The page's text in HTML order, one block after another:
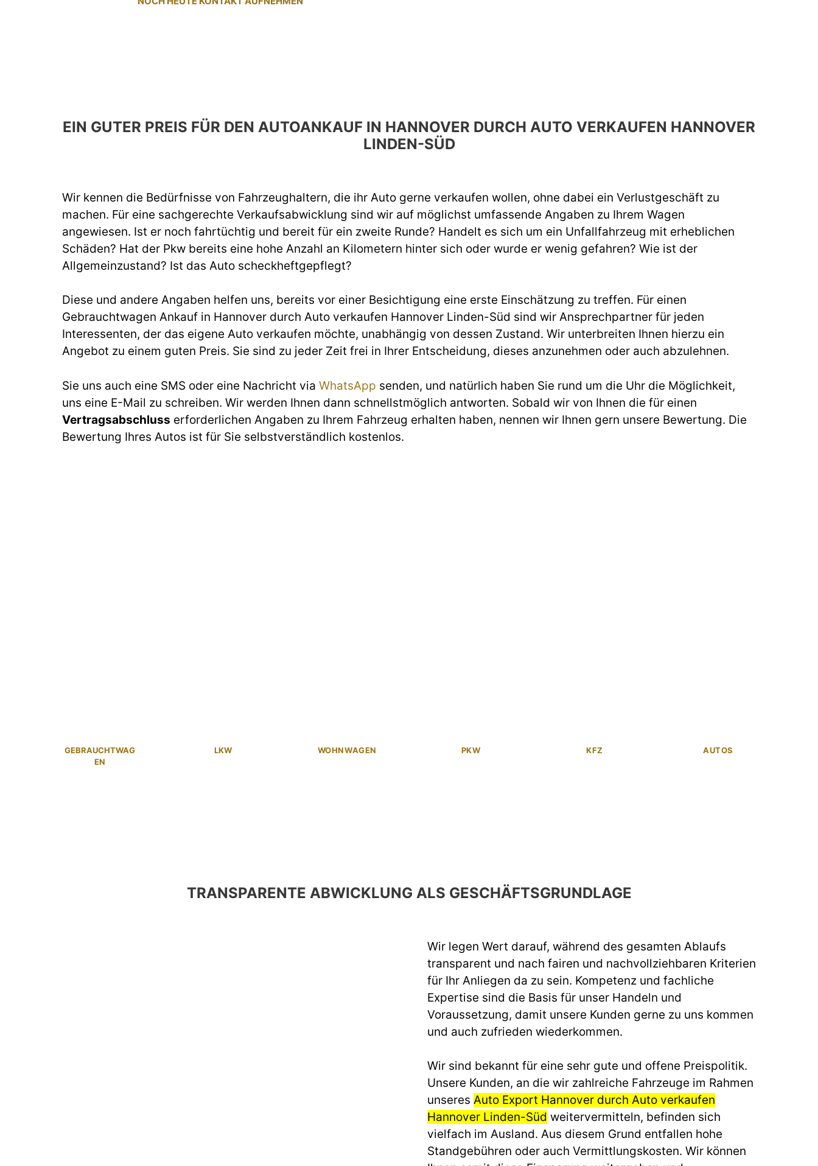
EIN GUTER PREIS FÜR DEN AUTOANKAUF IN HANNOVER DURCH AUTO VERKAUFEN HANNOVER
LINDEN-SÜD
Wir kennen die Bedürfnisse von Fahrzeughaltern, die ihr Auto gerne verkaufen wollen, ohne dabei ein Verlustgeschäft zu
machen. Für eine sachgerechte Verkaufsabwicklung sind wir auf möglichst umfassende Angaben zu Ihrem Wagen
angewiesen. Ist er noch fahrtüchtig und bereit für ein zweite Runde? Handelt es sich um ein Unfallfahrzeug mit erheblichen
Schäden? Hat der Pkw bereits eine hohe Anzahl an Kilometern hinter sich oder wurde er wenig gefahren? Wie ist der
Allgemeinzustand? Ist das Auto scheckheftgepflegt?
Diese und andere Angaben helfen uns, bereits vor einer Besichtigung eine erste Einschätzung zu treffen. Für einen
Gebrauchtwagen Ankauf in Hannover durch Auto verkaufen Hannover Linden-Süd sind wir Ansprechpartner für jeden
Interessenten, der das eigene Auto verkaufen möchte, unabhängig von dessen Zustand. Wir unterbreiten Ihnen hierzu ein
Angebot zu einem guten Preis. Sie sind zu jeder Zeit frei in Ihrer Entscheidung, dieses anzunehmen oder auch abzulehnen.
Sie uns auch eine SMS oder eine Nachricht via WhatsApp senden, und natürlich haben Sie rund um die Uhr die Möglichkeit,
uns eine E-Mail zu schreiben. Wir werden Ihnen dann schnellstmöglich antworten. Sobald wir von Ihnen die für einen
Vertragsabschluss erforderlichen Angaben zu Ihrem Fahrzeug erhalten haben, nennen wir Ihnen gern unsere Bewertung. Die
Bewertung Ihres Autos ist für Sie selbstverständlich kostenlos.
GEBRAUCHTWAG
EN
LKW WOHNWAGEN PKW KFZ AUTOS
TRANSPARENTE ABWICKLUNG ALS GESCHÄFTSGRUNDLAGE
Wir legen Wert darauf, während des gesamten Ablaufs
transparent und nach fairen und nachvollziehbaren Kriterien
für Ihr Anliegen da zu sein. Kompetenz und fachliche
Expertise sind die Basis für unser Handeln und
Voraussetzung, damit unsere Kunden gerne zu uns kommen
und auch zufrieden wiederkommen.
Wir sind bekannt für eine sehr gute und offene Preispolitik.
Unsere Kunden, an die wir zahlreiche Fahrzeuge im Rahmen
unseres Auto Export Hannover durch Auto verkaufen
Hannover Linden-Süd weitervermitteln, befinden sich
vielfach im Ausland. Aus diesem Grund entfallen hohe
Standgebühren oder auch Vermittlungskosten. Wir können